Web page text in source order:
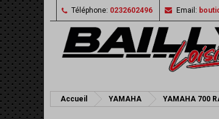
Téléphone: 0232602496 Email:
Accueil YAMAHA YAMAHA 700